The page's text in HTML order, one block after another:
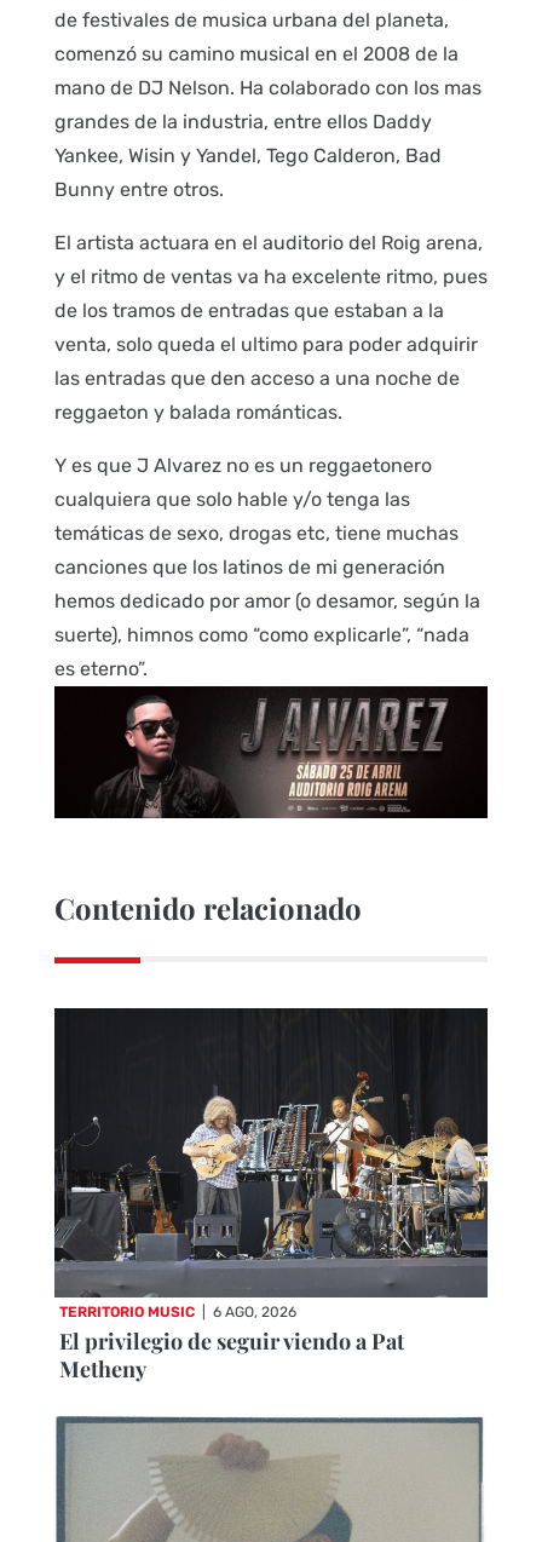
de festivales de musica urbana del planeta,
comenzó su camino musical en el 2008 de la
mano de DJ Nelson. Ha colaborado con los mas
grandes de la industria, entre ellos Daddy
Yankee, Wisin y Yandel, Tego Calderon, Bad
Bunny entre otros.
El artista actuara en el auditorio del Roig arena,
y el ritmo de ventas va ha excelente ritmo, pues
de los tramos de entradas que estaban a la
venta, solo queda el ultimo para poder adquirir
las entradas que den acceso a una noche de
reggaeton y balada románticas.
Y es que J Alvarez no es un reggaetonero
cualquiera que solo hable y/o tenga las
temáticas de sexo, drogas etc, tiene muchas
canciones que los latinos de mi generación
hemos dedicado por amor (o desamor, según la
suerte), himnos como “como explicarle”, “nada
es eterno”.
Contenido relacionado
TERRITORIO MUSIC 6 AGO, 2026
El privilegio de seguir viendo a Pat
Metheny